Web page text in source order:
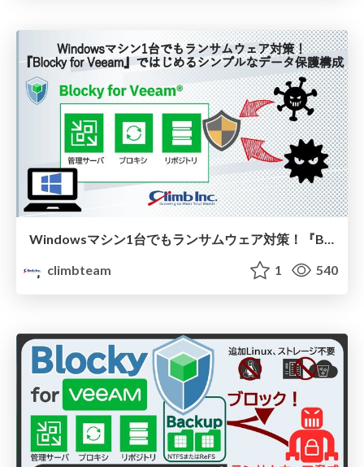
Windowsマシン1台でもランサムウェア対策！『Blocky for Veeam』ではじめるシンプルなデータ保護構成
climbteam
1 540